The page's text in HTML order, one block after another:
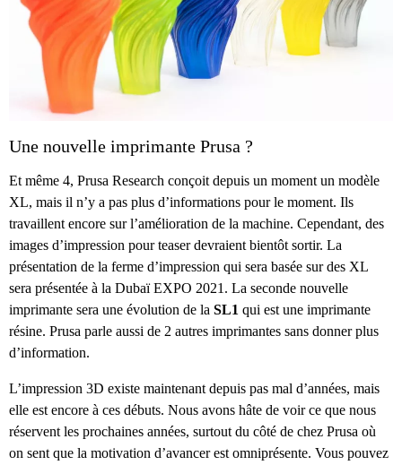
Une nouvelle imprimante Prusa ?
Et même 4, Prusa Research conçoit depuis un moment un modèle
XL, mais il n’y a pas plus d’informations pour le moment. Ils
travaillent encore sur l’amélioration de la machine. Cependant, des
images d’impression pour teaser devraient bientôt sortir. La
présentation de la ferme d’impression qui sera basée sur des XL
sera présentée à la Dubaï EXPO 2021. La seconde nouvelle
imprimante sera une évolution de la SL1 qui est une imprimante
résine. Prusa parle aussi de 2 autres imprimantes sans donner plus
d’information.
L’impression 3D existe maintenant depuis pas mal d’années, mais
elle est encore à ces débuts. Nous avons hâte de voir ce que nous
réservent les prochaines années, surtout du côté de chez Prusa où
on sent que la motivation d’avancer est omniprésente. Vous pouvez